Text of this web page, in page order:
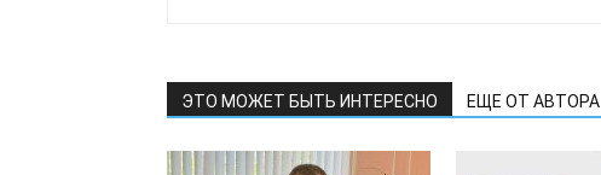
ЭТО МОЖЕТ БЫТЬ ИНТЕРЕСНО ЕЩЕ ОТ АВТОРА